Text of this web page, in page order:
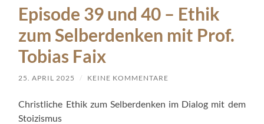
Episode 39 und 40 – Ethik
zum Selberdenken mit Prof.
Tobias Faix
25. APRIL 2025 / KEINE KOMMENTARE
Christliche Ethik zum Selberdenken im Dialog mit dem
Stoizismus